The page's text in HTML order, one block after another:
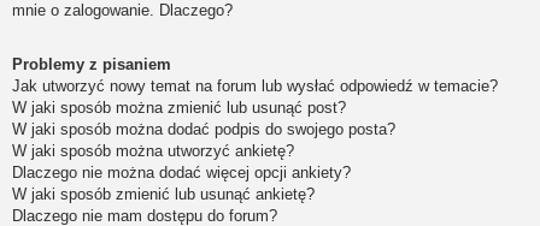
mnie o zalogowanie. Dlaczego?
Problemy z pisaniem
Jak utworzyć nowy temat na forum lub wysłać odpowiedź w temacie?
W jaki sposób można zmienić lub usunąć post?
W jaki sposób można dodać podpis do swojego posta?
W jaki sposób można utworzyć ankietę?
Dlaczego nie można dodać więcej opcji ankiety?
W jaki sposób zmienić lub usunąć ankietę?
Dlaczego nie mam dostępu do forum?